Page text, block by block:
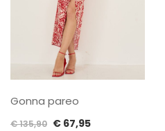
Gonna pareo
€135,90 Il
€ 67,95Il